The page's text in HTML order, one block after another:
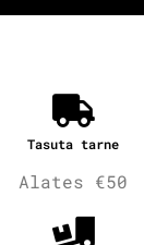
Tasuta tarne
Alates €50